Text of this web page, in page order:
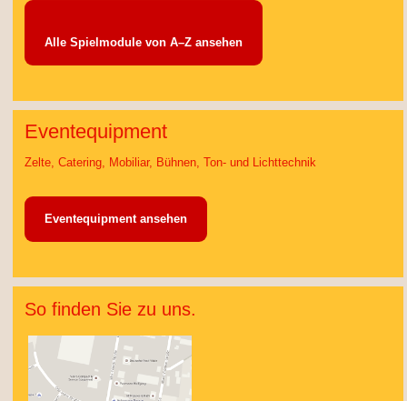
Alle Spielmodule von A–Z ansehen
Eventequipment
Zelte, Catering, Mobiliar, Bühnen, Ton- und Lichttechnik
Eventequipment ansehen
So finden Sie zu uns.